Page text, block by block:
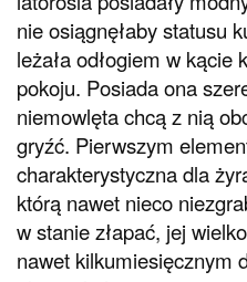
nie osiągnęłaby statusu
leżała odłogiem w kącie
pokoju. Posiada ona
niemowlęta chcą z nią
gryźć. Pierwszym
charakterystyczna dla
którą nawet nieco
w stanie złapać, jej
nawet kilkumiesięcznym